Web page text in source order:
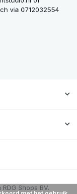
via 0712032554